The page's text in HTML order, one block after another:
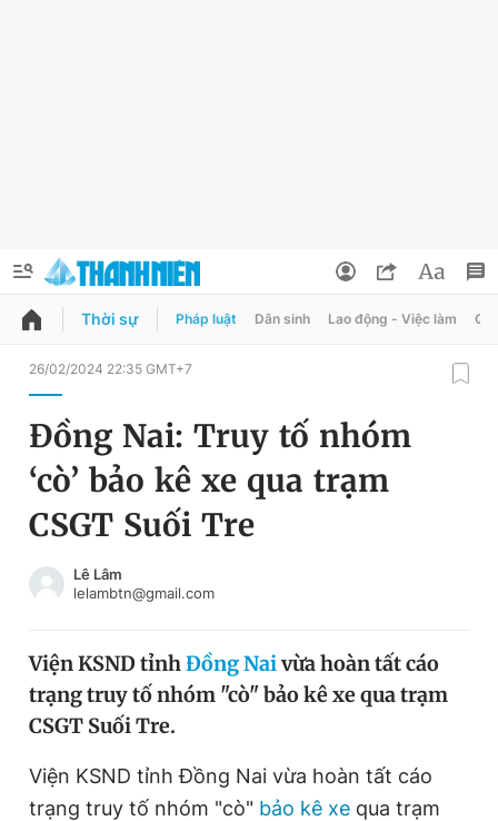
QUẢNG CÁO
Chuyên mục
Chuyên mục khác
Chào ngày mới
Video Magazine
Sản phẩm khác
Đổi mật khẩu
Tin đã lưu
Đăng xuất
Thời sự Pháp luật Dân sinh Lao động - Việc làm
26/02/2024 22:35 GMT+7
Đồng Nai: Truy tố nhóm
‘cò’ bảo kê xe qua trạm
CSGT Suối Tre
Lê Lâm
lelambtn@gmail.com
Viện KSND tỉnhĐồng Naivừa hoàn tất cáo
trạng truy tố nhóm "cò" bảo kê xe qua trạm
CSGT Suối Tre.
Viện KSND tỉnh Đồng Nai vừa hoàn tất cáo
trạng truy tố nhóm "cò" bảo kê xe qua trạm